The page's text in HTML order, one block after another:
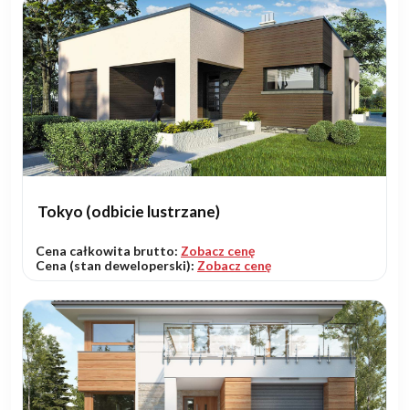
Tokyo (odbicie lustrzane)
Cena całkowita brutto: Zobacz cenę
Cena (stan deweloperski): Zobacz cenę